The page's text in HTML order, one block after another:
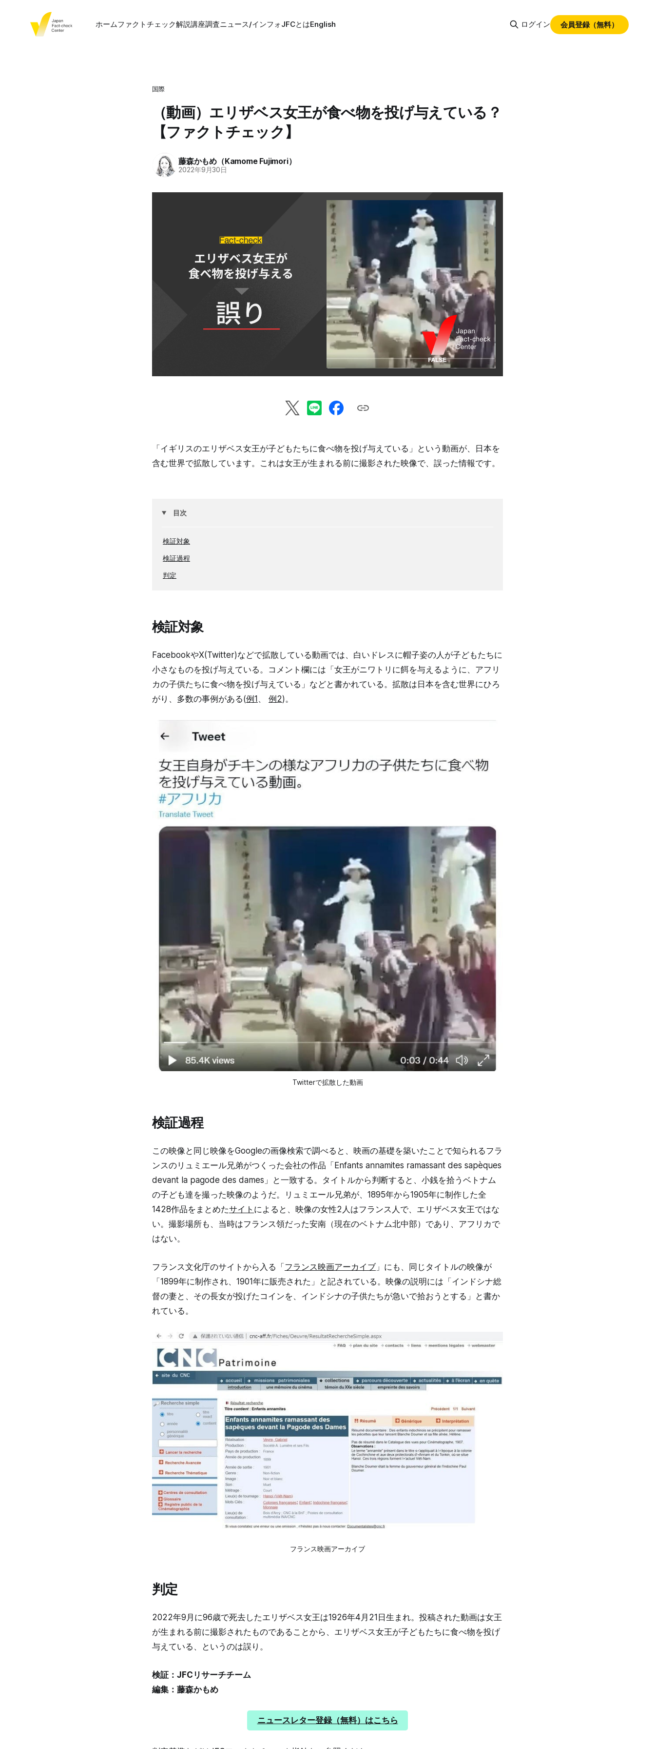
ホームファクトチェック解説講座調査ニュース/インフォJFCとはEnglish ログイン 会員登録（無料）
国際
（動画）エリザベス女王が食べ物を投げ与えている？
【ファクトチェック】
藤森かもめ（Kamome Fujimori）
2022年9月30日
「イギリスのエリザベス女王が子どもたちに食べ物を投げ与えている」という動画が、日本を
含む世界で拡散しています。これは女王が生まれる前に撮影された映像で、誤った情報です。
目次
検証対象
検証過程
判定
検証対象
FacebookやX(Twitter)などで拡散している動画では、白いドレスに帽子姿の人が子どもたちに
小さなものを投げ与えている。コメント欄には「女王がニワトリに餌を与えるように、アフリ
カの子供たちに食べ物を投げ与えている」などと書かれている。拡散は日本を含む世界にひろ
がり、多数の事例がある(例1、 例2)。
Twitterで拡散した動画
検証過程
この映像と同じ映像をGoogleの画像検索で調べると、映画の基礎を築いたことで知られるフラ
ンスのリュミエール兄弟がつくった会社の作品「Enfants annamites ramassant des sapèques
devant la pagode des dames」と一致する。タイトルから判断すると、小銭を拾うベトナム
の子ども達を撮った映像のようだ。リュミエール兄弟が、1895年から1905年に制作した全
1428作品をまとめたサイト によると、映像の女性2人はフランス人で、エリザベス女王ではな
い。撮影場所も、当時はフランス領だった安南（現在のベトナム北中部）であり、アフリカで
はない。
フランス文化庁のサイトから入る「フランス映画アーカイブ」にも、同じタイトルの映像が
「1899年に制作され、1901年に販売された」と記されている。映像の説明には「インドシナ総
督の妻と、その長女が投げたコインを、インドシナの子供たちが急いで拾おうとする」と書か
れている。
フランス映画アーカイブ
判定
2022年9月に96歳で死去したエリザベス女王は1926年4月21日生まれ。投稿された動画は女王
が生まれる前に撮影されたものであることから、エリザベス女王が子どもたちに食べ物を投げ
与えている、というのは誤り。
検証：JFCリサーチチーム
編集：藤森かもめ
ニュースレター登録（無料）はこちら